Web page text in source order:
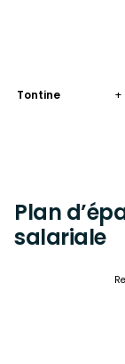
Tontine +
Plan
salariale